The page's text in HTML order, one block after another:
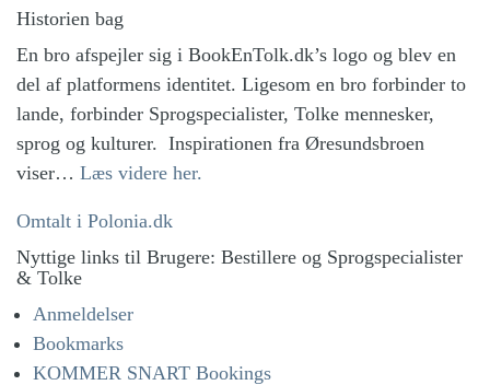
Historien bag
En bro afspejler sig i BookEnTolk.dk’s logo og blev en
del af platformens identitet. Ligesom en bro forbinder to
lande, forbinder Sprogspecialister, Tolke mennesker,
sprog og kulturer. Inspirationen fra Øresundsbroen
viser… Læs videre her.
Omtalt i Polonia.dk
Nyttige links til Brugere: Bestillere og Sprogspecialister
& Tolke
Anmeldelser
Bookmarks
KOMMER SNART Bookings